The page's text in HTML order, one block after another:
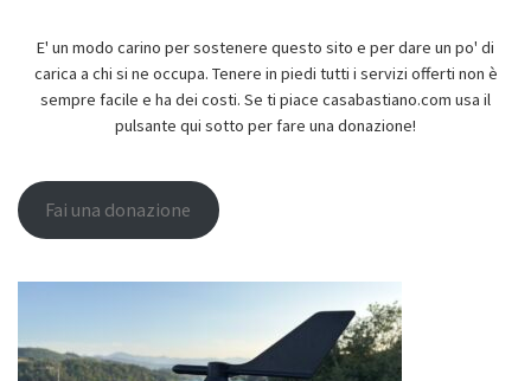
E' un modo carino per sostenere questo sito e per dare un po' di
carica a chi si ne occupa. Tenere in piedi tutti i servizi offerti non è
sempre facile e ha dei costi. Se ti piace casabastiano.com usa il
pulsante qui sotto per fare una donazione!
Fai una donazione